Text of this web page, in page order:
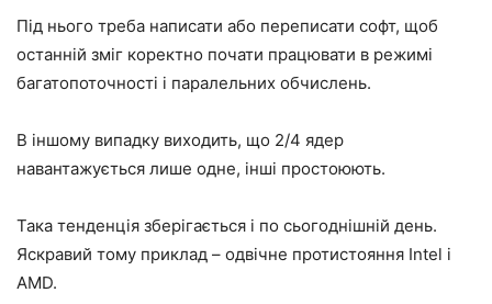
Під нього треба написати або переписати софт, щоб
останній зміг коректно почати працювати в режимі
багатопоточності і паралельних обчислень.
В іншому випадку виходить, що 2/4 ядер
навантажується лише одне, інші простоюють.
Така тенденція зберігається і по сьогоднішній день.
Яскравий тому приклад – одвічне протистояння Intel і
AMD.